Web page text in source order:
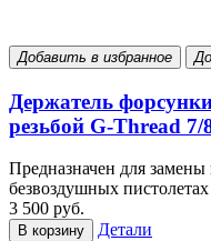
Добавить в избранное
Держатель
резьбой G-Thread
Предназначен для
безвоздушных
3 500 руб.
В корзину Детали